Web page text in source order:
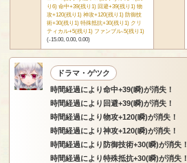
り6) 命中+39(残り1) 回避+39(残り1) 物
攻+120(残り1) 神攻+120(残り1) 防御技
術+30(残り1) 特殊抵抗+30(残り1) クリ
ティカル+5(残り1) ファンブル-5(残り1)
(-15.00, 0.00, 0.00)
ドラマ・ゲツク
時間経過により命中+39(瞬)が消失！
時間経過により回避+39(瞬)が消失！
時間経過により物攻+120(瞬)が消失！
時間経過により神攻+120(瞬)が消失！
時間経過により防御技術+30(瞬)が消失！
時間経過により特殊抵抗+30(瞬)が消失！